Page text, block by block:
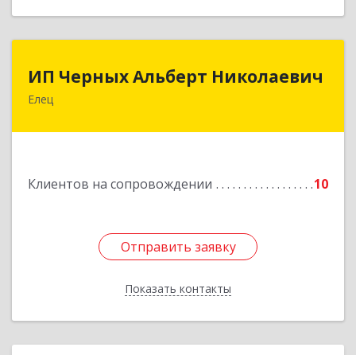
ИП Черных Альберт Николаевич
Елец
Клиентов на сопровождении 10
Отправить заявку
Показать контакты
ИП Черных Альберт Николаевич
399771, Липецкая обл, Елец г, Н.Гусевой ул, 56А
Отправить заявку
Назад